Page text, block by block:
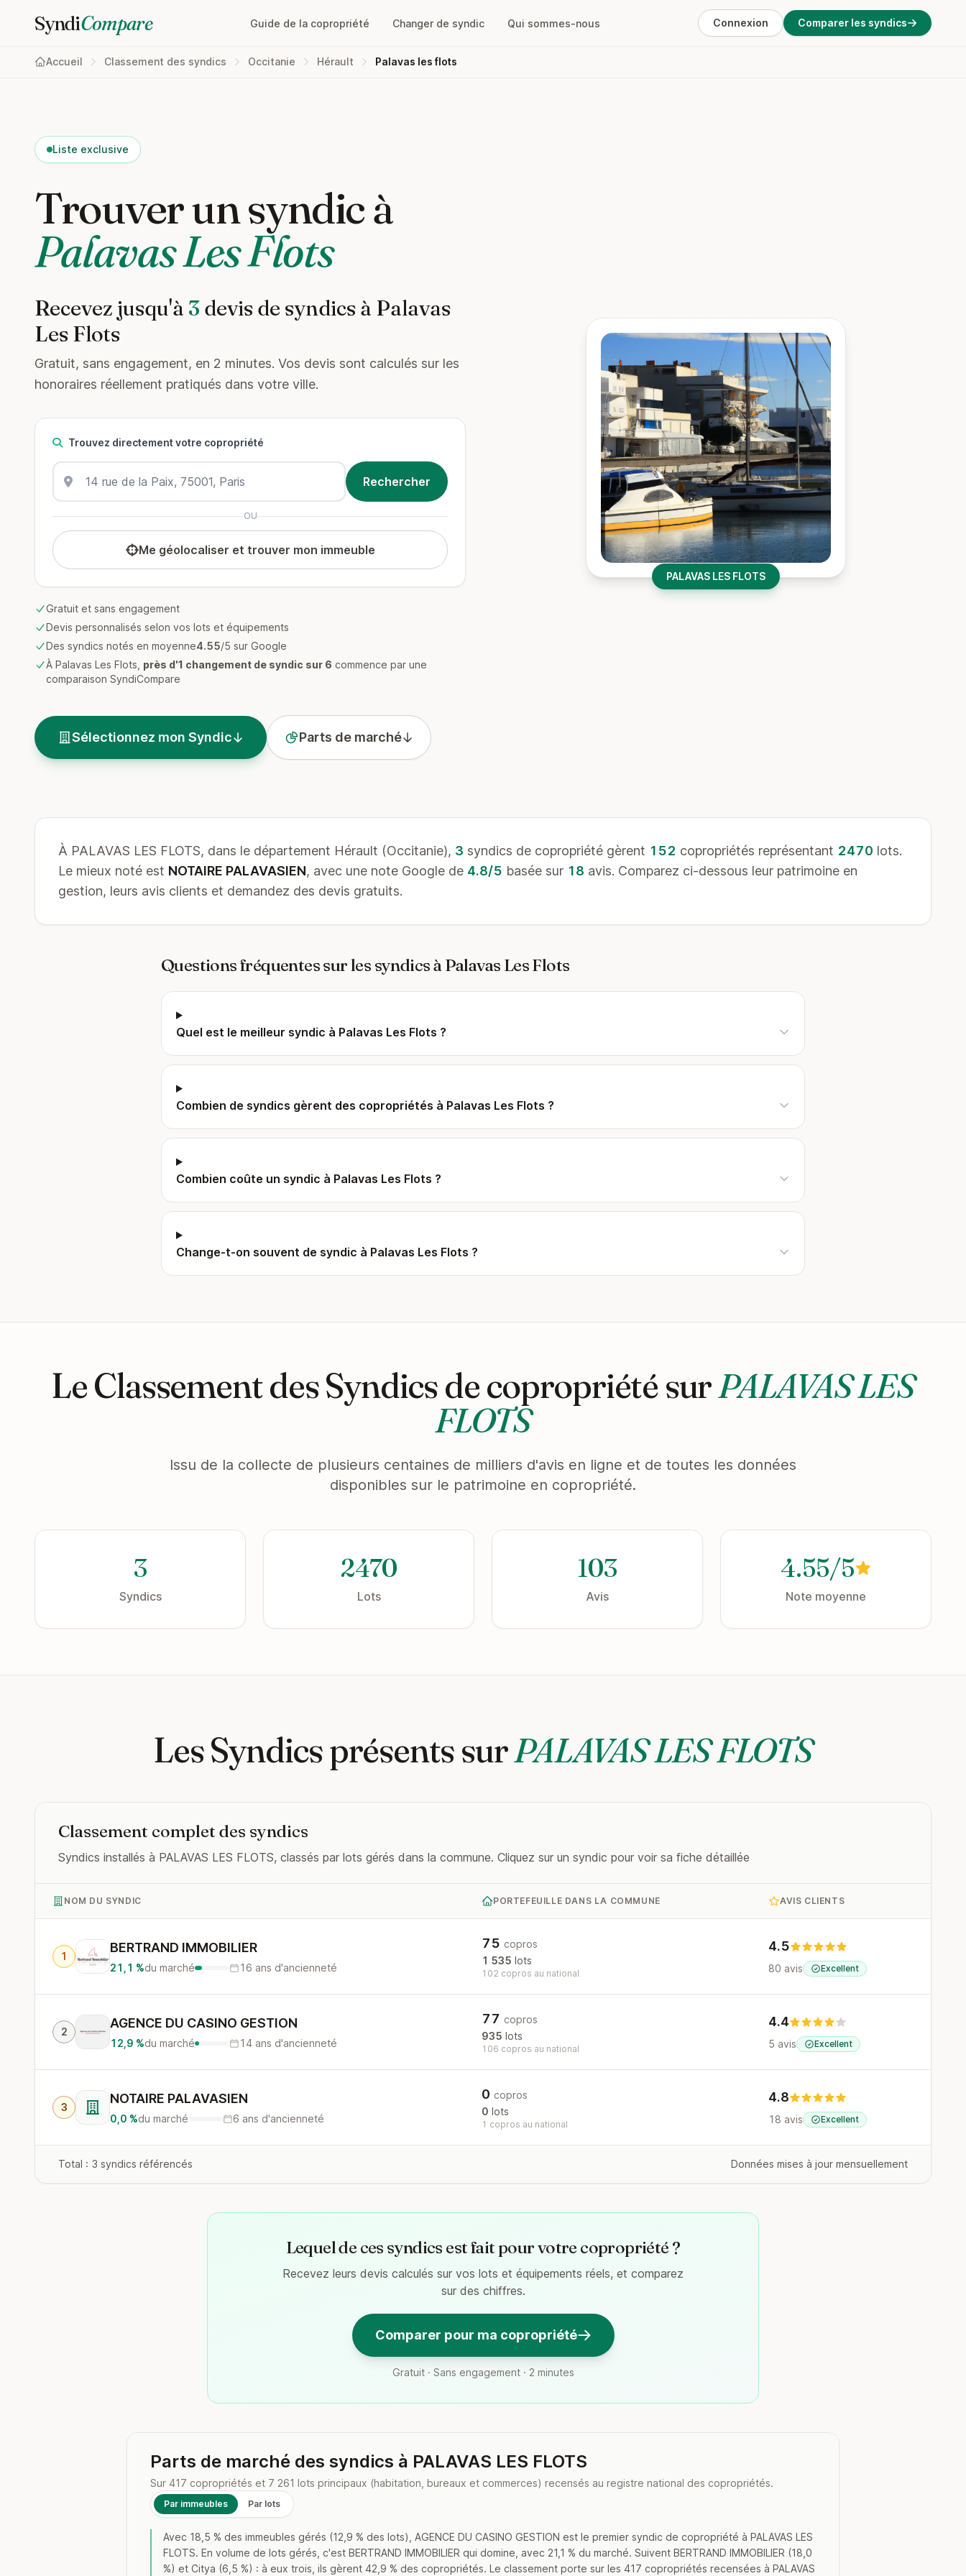
SyndiCompare Guide de la copropriété Changer de syndic Qui sommes-nous Connexion Comparer les syndics
Accueil Classement des syndics Occitanie Hérault Palavas les flots
Liste exclusive
Trouver un syndic à
Palavas Les Flots
Recevez jusqu'à 3devis de syndics à Palavas
Les Flots
Gratuit, sans engagement, en 2 minutes. Vos devis sont calculés sur les
honoraires réellement pratiqués dans votre ville.
Trouvez directement votre copropriété
OU
Me géolocaliser et trouver mon immeuble
Gratuit et sans engagement
Devis personnalisés selon vos lots et équipements
Des syndics notés en moyenne4.55/5 sur Google
À Palavas Les Flots, près d'1 changement de syndic sur 6 commence par une
comparaison SyndiCompare
Sélectionnez mon Syndic Parts de marché
PALAVAS LES FLOTS
À PALAVAS LES FLOTS, dans le département Hérault (Occitanie), 3 syndics de copropriété gèrent 152 copropriétés représentant 2470 lots.
Le mieux noté est NOTAIRE PALAVASIEN, avec une note Google de 4.8/5 basée sur 18 avis. Comparez ci-dessous leur patrimoine en
gestion, leurs avis clients et demandez des devis gratuits.
Questions fréquentes sur les syndics à Palavas Les Flots
Quel est le meilleur syndic à Palavas Les Flots ?
Combien de syndics gèrent des copropriétés à Palavas Les Flots ?
Combien coûte un syndic à Palavas Les Flots ?
Change-t-on souvent de syndic à Palavas Les Flots ?
Le Classement des Syndics de copropriété surPALAVAS LES
FLOTS
Issu de la collecte de plusieurs centaines de milliers d'avis en ligne et de toutes les données
disponibles sur le patrimoine en copropriété.
3
Syndics
2470
Lots
103
Avis
4.55/5
Note moyenne
Les Syndics présents surPALAVAS LES FLOTS
Classement complet des syndics
Syndics installés à PALAVAS LES FLOTS, classés par lots gérés dans la commune. Cliquez sur un syndic pour voir sa fiche détaillée
NOM DU SYNDIC PORTEFEUILLE DANS LA COMMUNE AVIS CLIENTS
1
BERTRAND IMMOBILIER
21,1 %du marché 16 ans d'ancienneté
75 copros
1 535 lots
102 copros au national
4.5
80 avis Excellent
2
AGENCE DU CASINO GESTION
12,9 %du marché 14 ans d'ancienneté
77 copros
935 lots
106 copros au national
4.4
5 avis Excellent
3
NOTAIRE PALAVASIEN
0,0 %du marché 6 ans d'ancienneté
0 copros
0 lots
1 copros au national
4.8
18 avis Excellent
Total : 3 syndics référencés Données mises à jour mensuellement
Lequel de ces syndics est fait pour votre copropriété ?
Recevez leurs devis calculés sur vos lots et équipements réels, et comparez
sur des chiffres.
Comparer pour ma copropriété
Gratuit · Sans engagement · 2 minutes
Parts de marché des syndics à PALAVAS LES FLOTS
Sur 417 copropriétés et 7 261 lots principaux (habitation, bureaux et commerces) recensés au registre national des copropriétés.
Par immeubles Par lots
Avec 18,5 % des immeubles gérés (12,9 % des lots), AGENCE DU CASINO GESTION est le premier syndic de copropriété à PALAVAS LES
FLOTS. En volume de lots gérés, c'est BERTRAND IMMOBILIER qui domine, avec 21,1 % du marché. Suivent BERTRAND IMMOBILIER (18,0
%) et Citya (6,5 %) : à eux trois, ils gèrent 42,9 % des copropriétés. Le classement porte sur les 417 copropriétés recensées à PALAVAS